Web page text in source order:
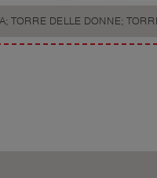
TORRE DELLE DONNE;